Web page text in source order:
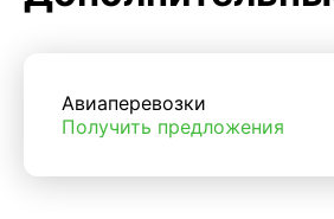
Авиаперевозки
Получить предложения